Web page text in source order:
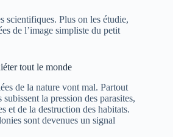
scientifiques. Plus on les étudie,
de l’image simpliste du petit
tout le monde
de la nature vont mal. Partout
la pression des parasites,
et de la destruction des habitats.
sont devenues un signal